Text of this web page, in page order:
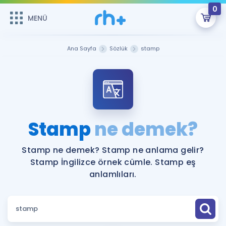
MENÜ
0
Şifremi Hatırlamıyorum
ÜYE DEĞİLİM
Sepetin Şu An Boş.
Remzi Hoca ile seni sınava hazırlayacak onlarca eğitim seni
bekliyor!
MENÜ
Katılımcı Görüşleri
Faydalı Araçlar
Sözlük
Hakkımızda
Ana Sayfa Sözlük stamp
Stampne demek?
Stamp ne demek? Stamp ne anlama gelir?
Stamp İngilizce örnek cümle. Stamp eş
anlamlıları.